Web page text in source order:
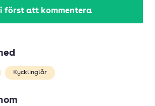
först att kommentera
Kycklinglår